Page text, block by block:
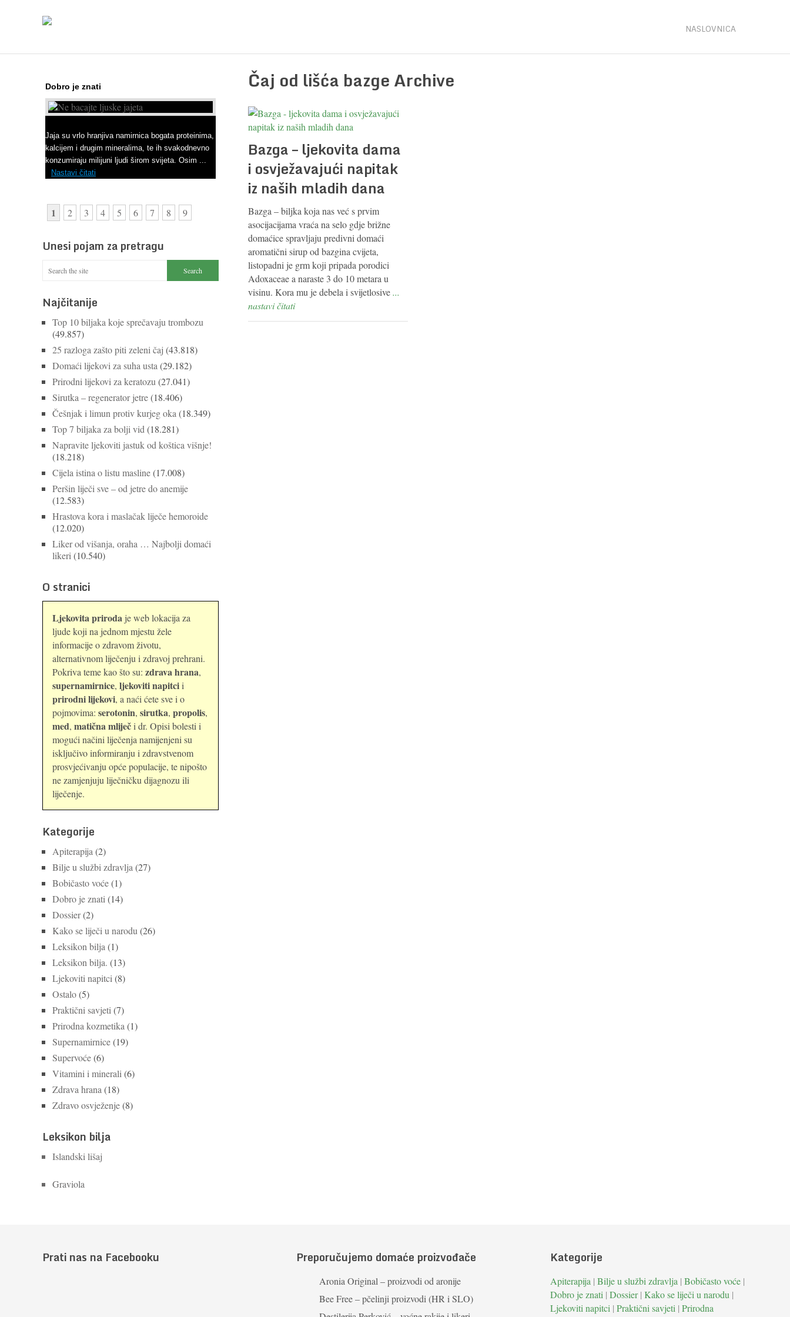
NASLOVNICA
Čaj od lišća bazge Archive
Bazga – ljekovita dama
i osvježavajući napitak
iz naših mladih dana
Bazga – biljka koja nas već s prvim
asocijacijama vraća na selo gdje brižne
domaćice spravljaju predivni domaći
aromatični sirup od bazgina cvijeta,
listopadni je grm koji pripada porodici
Adoxaceae a naraste 3 do 10 metara u
visinu. Kora mu je debela i svijetlosive...
nastavi čitati
Dobro je znati
Jaja su vrlo hranjiva namirnica bogata proteinima,
kalcijem i drugim mineralima, te ih svakodnevno
konzumiraju milijuni ljudi širom svijeta. Osim ...
Nastavi čitati
1 2 3 4 5 6 7 8 9
Unesi pojam za pretragu
Najčitanije
Top 10 biljaka koje sprečavaju trombozu
(49.857)
25 razloga zašto piti zeleni čaj (43.818)
Domaći lijekovi za suha usta (29.182)
Prirodni lijekovi za keratozu (27.041)
Sirutka – regenerator jetre(18.406)
Češnjak i limun protiv kurjeg oka (18.349)
Top 7 biljaka za bolji vid (18.281)
Napravite ljekoviti jastuk od koštica višnje!
(18.218)
Cijela istina o listu masline(17.008)
Peršin liječi sve – od jetre do anemije
(12.583)
Hrastova kora i maslačak liječe hemoroide
(12.020)
Liker od višanja, oraha … Najbolji domaći
likeri (10.540)
O stranici
Ljekovita priroda je web lokacija za
ljude koji na jednom mjestu žele
informacije o zdravom životu,
alternativnom liječenju i zdravoj prehrani.
Pokriva teme kao što su: zdrava hrana,
supernamirnice, ljekoviti napitcii
prirodni lijekovi, a naći ćete sve i o
pojmovima: serotonin, sirutka, propolis,
med, matična mliječi dr. Opisi bolesti i
mogući načini liječenja namijenjeni su
isključivo informiranju i zdravstvenom
prosvjećivanju opće populacije, te nipošto
ne zamjenjuju liječničku dijagnozu ili
liječenje.
Kategorije
Apiterapija (2)
Bilje u službi zdravlja (27)
Bobičasto voće(1)
Dobro je znati (14)
Dossier(2)
Kako se liječi u narodu (26)
Leksikon bilja (1)
Leksikon bilja. (13)
Ljekoviti napitci (8)
Ostalo(5)
Praktični savjeti (7)
Prirodna kozmetika (1)
Supernamirnice(19)
Supervoće(6)
Vitamini i minerali (6)
Zdrava hrana (18)
Zdravo osvježenje(8)
Leksikon bilja
Islandski lišaj
Graviola
Prati nas na Facebooku Preporučujemo domaće proizvođače
Aronia Original – proizvodi od aronije
Bee Free – pčelinji proizvodi (HR i SLO)
Kategorije
Apiterapija | Bilje u službi zdravlja | Bobičasto voće |
Dobro je znati | Dossier| Kako se liječi u narodu |
Ljekoviti napitci | Praktični savjeti | Prirodna